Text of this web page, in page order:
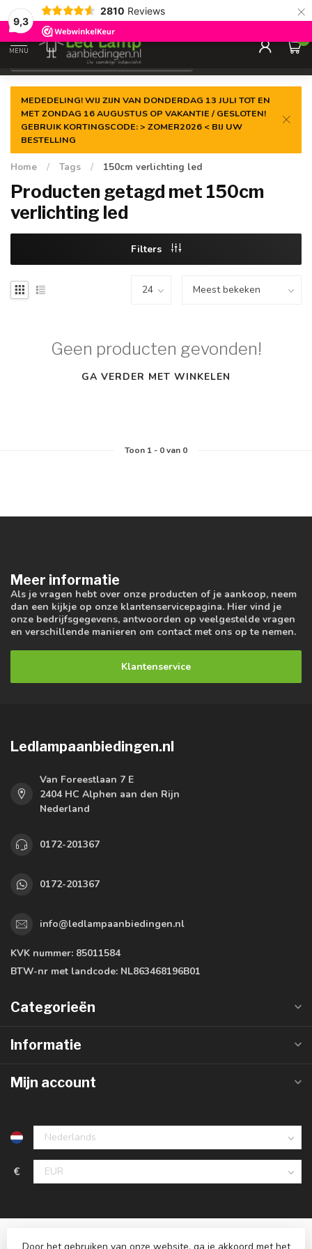
9,3
2810 Reviews ×
Gegarandeerde delaagste prijs
MENU
0
MEDEDELING! WIJ ZIJN VAN DONDERDAG 13 JULI TOT EN
MET ZONDAG 16 AUGUSTUS OP VAKANTIE / GESLOTEN!
GEBRUIK KORTINGSCODE: > ZOMER2026 < BIJ UW
BESTELLING
Home / Tags / 150cm verlichting led
Producten getagd met 150cm
verlichting led
Filters
Geen producten gevonden!
GA VERDER MET WINKELEN
Toon 1- 0van 0
Meer informatie
Als je vragen hebt over onze producten of je aankoop, neem
dan een kijkje op onze klantenservicepagina. Hier vind je
onze bedrijfsgegevens, antwoorden op veelgestelde vragen
en verschillende manieren om contact met ons op te nemen.
Klantenservice
Ledlampaanbiedingen.nl
Van Foreestlaan 7 E
2404 HC Alphen aan den Rijn
Nederland
0172-201367
0172-201367
info@ledlampaanbiedingen.nl
KVK nummer: 85011584
BTW-nr met landcode: NL863468196B01
Categorieën
Informatie
Mijn account
€